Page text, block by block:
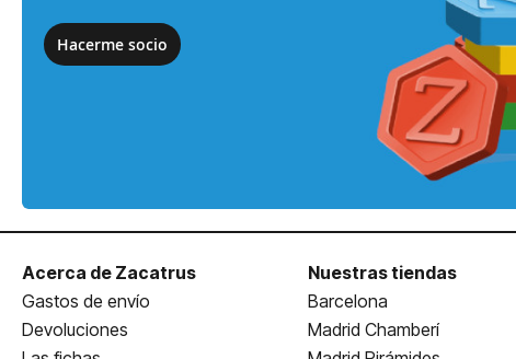
Hacerme socio
Acerca de Zacatrus
Gastos de envío
Devoluciones
Nuestras tiendas
Barcelona
Madrid Chamberí